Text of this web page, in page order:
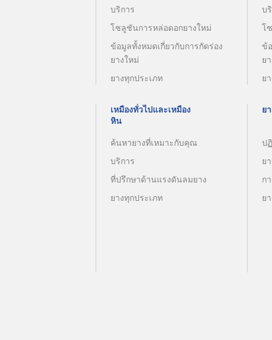
บริการ
โซลูชันการหล่อดอกยางใหม่
ข้อมูลทั้งหมดเกี่ยวกับการกัดร่อง
ยางใหม่
ยางทุกประเภท
บ
โ
ข้
ย
ย
เหมืองทั่วไปและเหมือง
หิน
ค้นหายางที่เหมาะกับคุณ
บริการ
ที่ปรึกษาด้านแรงดันลมยาง
ยางทุกประเภท
ย
ป
ย
ก
ย